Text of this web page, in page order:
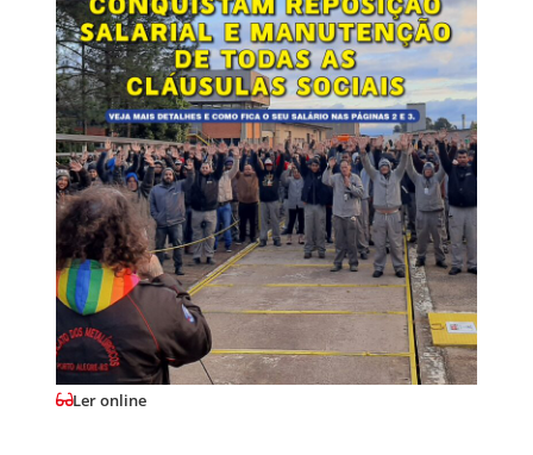
Ler online